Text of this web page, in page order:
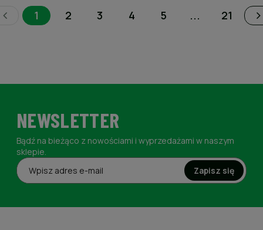
1 2 3 4 5 ... 21
NEWSLETTER
Bądź na bieżąco z nowościami i wyprzedażami w naszym
sklepie.
Zapisz się